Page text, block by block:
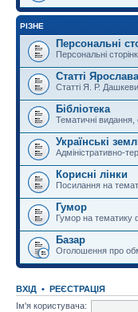
РІЗНЕ
Персональні
Персональні
Статті
Статті Я. Р.
Бібліотека
Тематичні видання,
Українські
Адміністративно-
Корисні лінки
Посилання на
Гумор
Гумор на тематику
Базар
Оголошення про
ВХІД • РЕЄСТРАЦІЯ
Ім'я користувача: